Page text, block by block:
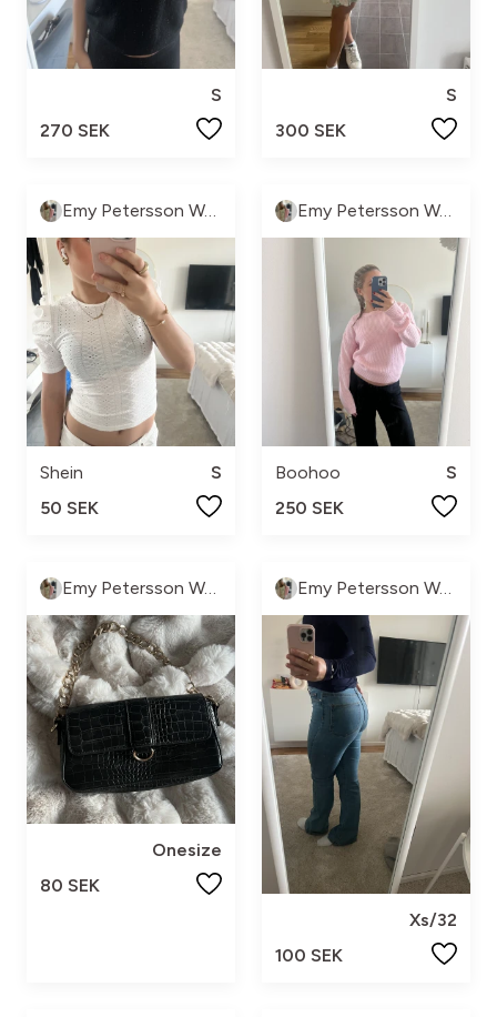
S
270 SEK
S
300 SEK
Emy Petersson Wennborg
Shein
S
50 SEK
Emy Petersson Wennborg
Boohoo
S
250 SEK
Emy Petersson Wennborg
Onesize
80 SEK
Emy Petersson Wennborg
Xs/32
100 SEK